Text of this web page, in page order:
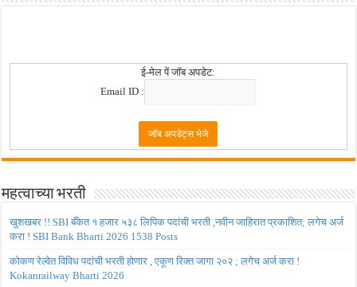
ई-मेल पें जॉब अपडेट:
Email ID :
महत्वाच्या भरती
खुशखबर !! SBI बँकेत १ हजार ५३८ लिपिक पदांची भरती ,नवीन जाहिरात प्रकाशित; लगेच अर्ज
करा ! SBI Bank Bharti 2026 1538 Posts
कोकण रेल्वेत विविध पदांची भरती होणार , एकूण रिक्त जागा २०२ ; लगेच अर्ज करा !
Kokanrailway Bharti 2026